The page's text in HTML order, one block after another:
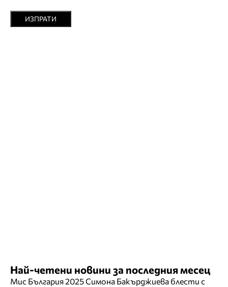
ИЗПРАТИ
Най-четени новини за последния месец
Мис България 2025 Симона Бакърджиева блести с